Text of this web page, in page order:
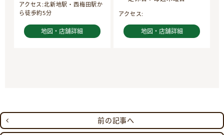
アクセス:北新地駅・西梅田駅か
ら徒歩約5分
地図・店舗詳細
アクセス:
地図・店舗詳細
前の記事へ